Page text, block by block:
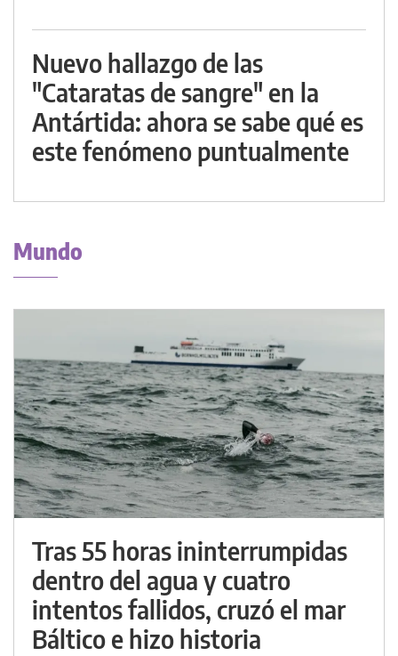
Nuevo hallazgo de las
"Cataratas de sangre" en la
Antártida: ahora se sabe qué es
este fenómeno puntualmente
Mundo
Tras 55 horas ininterrumpidas
dentro del agua y cuatro
intentos fallidos, cruzó el mar
Báltico e hizo historia